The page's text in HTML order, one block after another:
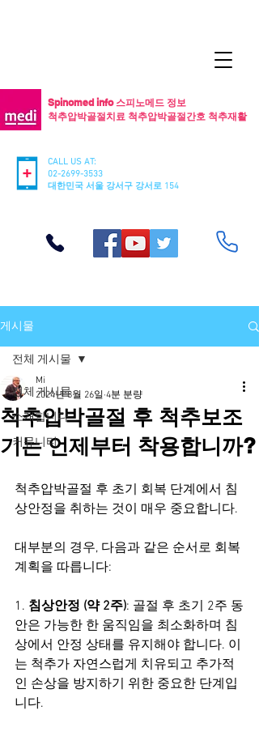
CALL US AT:
02-2699-3533
​대한민국 서울 강서구 강서로 154
Spinomed info 스피노메드 정보
척추압박골절치료 척추압박골절간호 척추재활
게시물
전체 게시물
소개합니다
커뮤니티
전체 게시물
척추압박골절 후 척추보조
기는 언제부터 착용합니까?
Mi
2024년 8월 26일 4분 분량
척추압박골절 후 초기 회복 단계에서 침
상안정을 취하는 것이 매우 중요합니다.
대부분의 경우, 다음과 같은 순서로 회복
계획을 따릅니다:
1. 침상안정 (약 2주): 골절 후 초기 2주 동
안은 가능한 한 움직임을 최소화하며 침
상에서 안정 상태를 유지해야 합니다. 이
는 척추가 자연스럽게 치유되고 추가적
인 손상을 방지하기 위한 중요한 단계입
니다.